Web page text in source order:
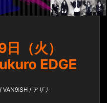
（火）
EDGE
VAN9ISH / アザナ